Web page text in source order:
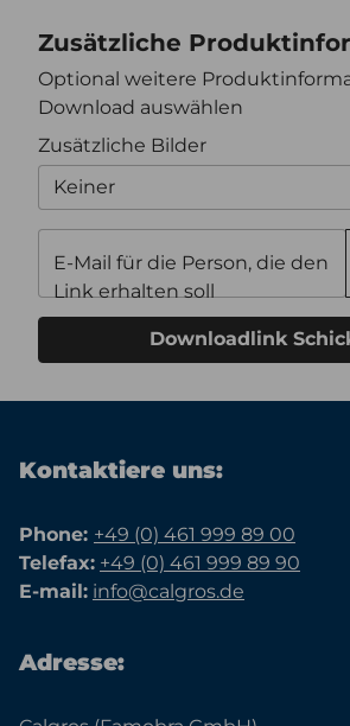
Zusätzliche
Optional weitere
Download auswählen
Zusätzliche Bilder
Keiner
E-Mail für die Person, die den
Link erhalten soll
Downloadlink
Kontaktiere uns:
Phone: +49 (0) 461 999 89 00
Telefax: +49 (0) 461 999 89 90
E-mail: info@calgros.de
Adresse: